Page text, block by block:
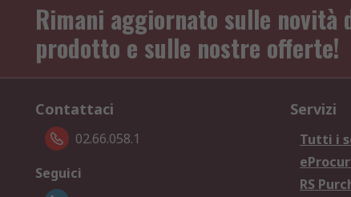
Rimani aggiornato sulle novità
prodotto e sulle nostre offerte!
Contattaci
02.66.058.1
Seguici
Servizi
Tutti i
RS